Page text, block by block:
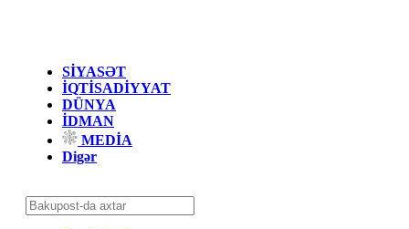
SİYASƏT
İQTİSADİYYAT
DÜNYA
İDMAN
MEDİA
Digər